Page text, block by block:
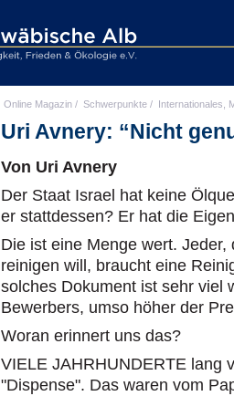
Online Magazin / Schwerpunkte / Internationales,
Uri Avnery: “Nicht
Von Uri Avnery
Der Staat Israel hat keine
er stattdessen? Er hat die
Die ist eine Menge wert.
reinigen will, braucht eine
solches Dokument ist sehr viel
Bewerbers, umso höher der
Woran erinnert uns das?
VIELE JAHRHUNDERTE lang
"Dispense". Das waren vom